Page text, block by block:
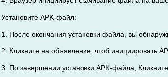
Установите APK-файл:
1. После окончания установки файла, вы
2. Кликните на объявление, чтоб инициировать
3. По завершении установки APK-файла,